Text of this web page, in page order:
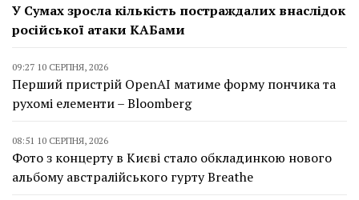
У Сумах зросла кількість постраждалих внаслідок
російської атаки КАБами
09:27 10 СЕРПНЯ, 2026
Перший пристрій OpenAI матиме форму пончика та
рухомі елементи – Bloomberg
08:51 10 СЕРПНЯ, 2026
Фото з концерту в Києві стало обкладинкою нового
альбому австралійського гурту Breathe